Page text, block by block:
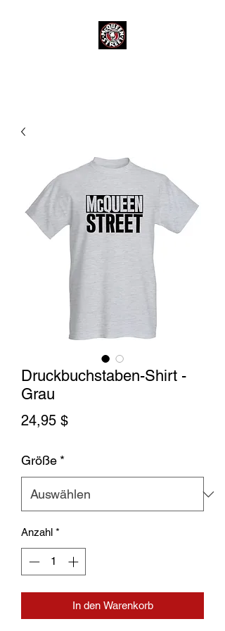
Druckbuchstaben-Shirt -
Grau
24,95 $Preis
Größe *
Anzahl *
In den Warenkorb